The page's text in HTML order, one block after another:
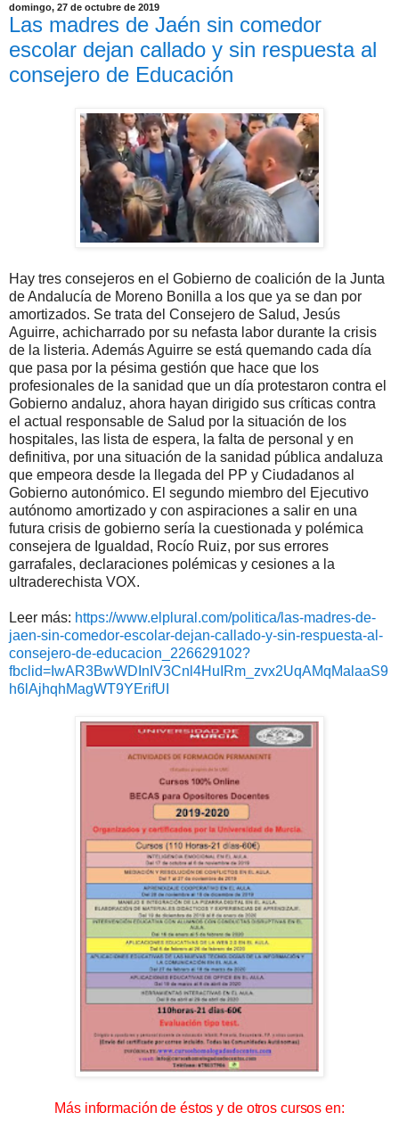
domingo, 27 de octubre de 2019
Las madres de Jaén sin comedor
escolar dejan callado y sin respuesta al
consejero de Educación
Hay tres consejeros en el Gobierno de coalición de la Junta
de Andalucía de Moreno Bonilla a los que ya se dan por
amortizados. Se trata del Consejero de Salud, Jesús
Aguirre, achicharrado por su nefasta labor durante la crisis
de la listeria. Además Aguirre se está quemando cada día
que pasa por la pésima gestión que hace que los
profesionales de la sanidad que un día protestaron contra el
Gobierno andaluz, ahora hayan dirigido sus críticas contra
el actual responsable de Salud por la situación de los
hospitales, las lista de espera, la falta de personal y en
definitiva, por una situación de la sanidad pública andaluza
que empeora desde la llegada del PP y Ciudadanos al
Gobierno autonómico. El segundo miembro del Ejecutivo
autónomo amortizado y con aspiraciones a salir en una
futura crisis de gobierno sería la cuestionada y polémica
consejera de Igualdad, Rocío Ruiz, por sus errores
garrafales, declaraciones polémicas y cesiones a la
ultraderechista VOX.
Leer más: https://www.elplural.com/politica/las-madres-de-
jaen-sin-comedor-escolar-dejan-callado-y-sin-respuesta-al-
consejero-de-educacion_226629102?
fbclid=IwAR3BwWDInIV3Cnl4HuIRm_zvx2UqAMqMalaaS9
h6lAjhqhMagWT9YErifUI
Más información de éstos y de otros cursos en: